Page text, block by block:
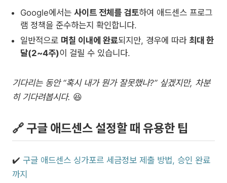
Google에서는 사이트 전체를 검토하여 애드센스 프로그
램 정책을 준수하는지 확인합니다.
일반적으로 며칠 이내에 완료되지만, 경우에 따라 최대 한
달(2~4주)이 걸릴 수 있습니다.
기다리는 동안 “혹시 내가 뭔가 잘못했나?” 싶겠지만, 차분
히 기다려봅시다. 😆
🔗 구글 애드센스 설정할 때 유용한 팁
✔️ 구글 애드센스 싱가포르 세금정보 제출 방법, 승인 완료
까지